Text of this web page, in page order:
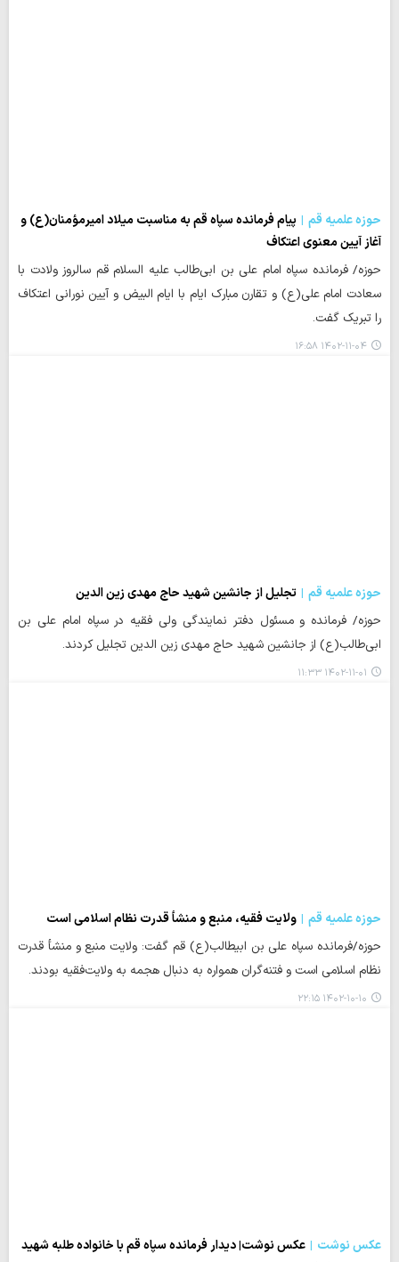
حوزه علمیه قم
پیام فرمانده سپاه قم به مناسبت میلاد امیرمؤمنان(ع) و
آغاز آیین معنوی اعتکاف
حوزه/ فرمانده سپاه امام علی بن ابی‌طالب علیه السلام قم سالروز ولادت با
سعادت امام علی(ع) و تقارن مبارک ایام با ایام البیض و آیین نورانی اعتکاف
را تبریک گفت.
۱۴۰۲-۱۱-۰۴ ۱۶:۵۸
حوزه علمیه قم
تجلیل از جانشین شهید حاج مهدی زین الدین
حوزه/ فرمانده و مسئول دفتر نمایندگی ولی فقیه در سپاه امام علی بن
ابی‌طالب(ع) از جانشین شهید حاج مهدی زین الدین تجلیل کردند.
۱۴۰۲-۱۱-۰۱ ۱۱:۳۳
حوزه علمیه قم
ولایت فقیه، منبع و منشأ قدرت نظام اسلامی است
حوزه/فرمانده سپاه علی بن ابیطالب(ع) قم گفت: ولایت منبع و منشأ قدرت
نظام اسلامی است و فتنه‌گران همواره به دنبال هجمه به ولایت‌فقیه بودند.
۱۴۰۲-۱۰-۱۰ ۲۲:۱۵
عکس نوشت
عکس نوشت| دیدار فرمانده سپاه قم با خانواده طلبه شهید